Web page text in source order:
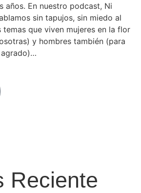
años. En nuestro podcast, Ni
sin tapujos, sin miedo al
que viven mujeres en la flor
y hombres también (para
agrado)…
Reciente